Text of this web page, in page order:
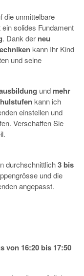
die unmittelbare
solides Fundament
. Dank der neu
kann Ihr Kind
und seine
und mehr
kann ich
einstellen und
Verschaffen Sie
durchschnittlich3 bis
und die
angepasst.
von 16:20 bis 17:50